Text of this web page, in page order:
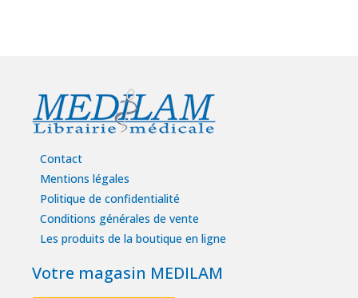
Contact
Mentions légales
Politique de confidentialité
Conditions générales de vente
Les produits de la boutique en ligne
Votre magasin MEDILAM